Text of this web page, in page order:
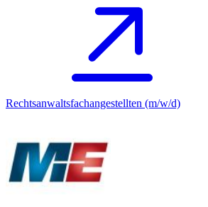
Rechtsanwaltsfachangestellten (m/w/d)